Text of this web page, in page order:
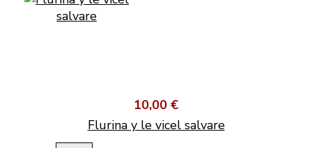
10,00 €
Flurina y le vicel salvare